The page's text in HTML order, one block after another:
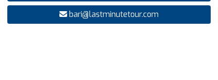
bari@lastminutetour.com